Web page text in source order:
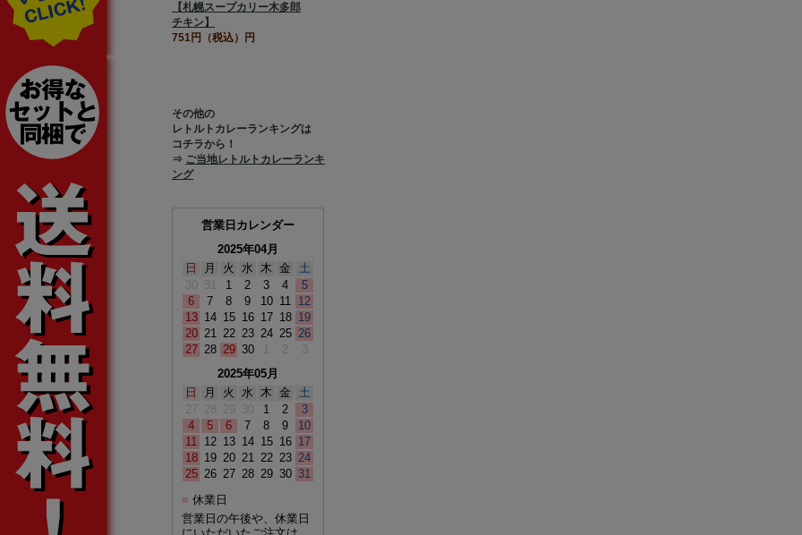
【札幌スープカリー木多郎
チキン】
751円（税込）円
その他の
レトルトカレーランキングは
コチラから！
⇒ ご当地レトルトカレーランキ
ング
営業日カレンダー
2025年04月
日
月 火 水 木 金
土
30
31 1 2 3 4
5
6
7 8 9 10 11 12
13 14 15 16 17 18 19
20 21 22 23 24 25 26
27 28 29 30 1 2
3
2025年05月
日
月 火 水 木 金
土
27 28 29 30 1 2
3
4
5 6 7 8 9
10
11 12 13 14 15 16 17
18 19 20 21 22 23 24
25 26 27 28 29 30 31
■ 休業日
営業日の午後や、休業日